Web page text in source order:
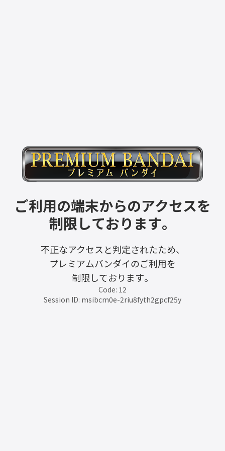
ご利用の端末からのアクセスを
制限しております。
不正なアクセスと判定されたため、
プレミアムバンダイのご利用を
制限しております。
Code: 12
Session ID: msibcm0e-2riu8fyth2gpcf25y